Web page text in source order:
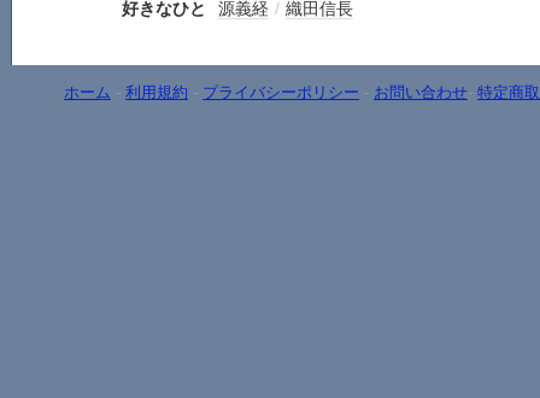
好きなひと 源義経 / 織田信長
ホーム - 利用規約 - プライバシーポリシー - お問い合わせ- 特定商